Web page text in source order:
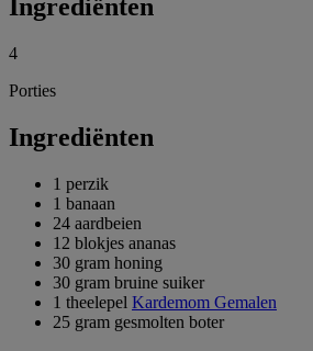
Ingrediënten
4
Porties
Ingrediënten
1 perzik
1 banaan
24 aardbeien
12 blokjes ananas
30 gram honing
30 gram bruine suiker
1 theelepel Kardemom Gemalen
25 gram gesmolten boter